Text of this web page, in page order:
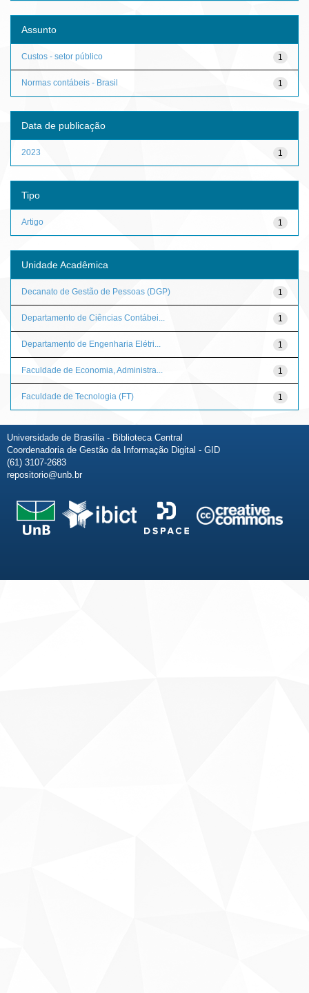
Assunto
1
Custos - setor público
1
Normas contábeis - Brasil
Data de publicação
1
2023
Tipo
1
Artigo
Unidade Acadêmica
1
Decanato de Gestão de Pessoas (DGP)
1
Departamento de Ciências Contábei...
1
Departamento de Engenharia Elétri...
1
Faculdade de Economia, Administra...
1
Faculdade de Tecnologia (FT)
Universidade de Brasília - Biblioteca Central
Coordenadoria de Gestão da Informação Digital - GID
(61) 3107-2683
repositorio@unb.br